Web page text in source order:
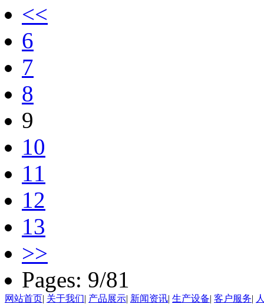
<<
6
7
8
9
10
11
12
13
>>
Pages: 9/81
网站首页| 关于我们| 产品展示| 新闻资讯| 生产设备| 客户服务|